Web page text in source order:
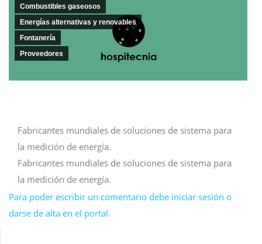
Combustibles gaseosos
Energías alternativas y renovables
Fontanería
Proveedores
Fabricantes mundiales de soluciones de sistema para
la medición de energía.
Fabricantes mundiales de soluciones de sistema para
la medición de energía.
Para poder escribir un comentario debe iniciar sesión o
darse de alta en el portal.